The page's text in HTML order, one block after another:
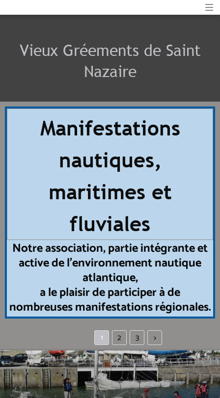
Vieux Gréements de Saint
Nazaire
Manifestations
nautiques,
maritimes et
fluviales
Notre association, partie intégrante et
active de l’environnement nautique
atlantique,
a le plaisir de participer à de
nombreuses manifestations régionales.
1 2 3 >